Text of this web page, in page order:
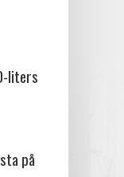
liters
på